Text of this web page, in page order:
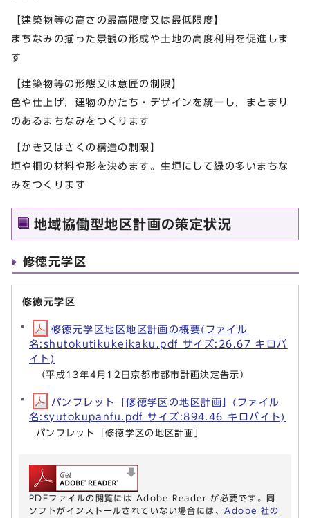
【建築物等の高さの最高限度又は最低限度】
まちなみの揃った景観の形成や土地の高度利用を促進しま
す
【建築物等の形態又は意匠の制限】
色や仕上げ，建物のかたち・デザインを統一し，まとまり
のあるまちなみをつくります
【かき又はさくの構造の制限】
垣や柵の材料や形を決めます。生垣にして緑の多いまちな
みをつくります
地域協働型地区計画の策定状況
修徳元学区
修徳元学区
修徳元学区地区地区計画の概要(ファイル
名:shutokutikukeikaku.pdf サイズ:26.67 キロバ
イト)
（平成13年4月12日京都市都市計画決定告示）
パンフレット「修徳学区の地区計画」(ファイル
名:syutokupanfu.pdf サイズ:894.46 キロバイト)
パンフレット「修徳学区の地区計画」
PDFファイルの閲覧には Adobe Reader が必要です。同
ソフトがインストールされていない場合には、 Adobe 社の